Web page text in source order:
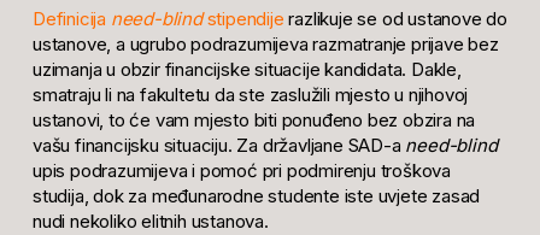
Definicija need-blindstipendije razlikuje se od ustanove do
ustanove, a ugrubo podrazumijeva razmatranje prijave bez
uzimanja u obzir financijske situacije kandidata. Dakle,
smatraju li na fakultetu da ste zaslužili mjesto u njihovoj
ustanovi, to će vam mjesto biti ponuđeno bez obzira na
vašu financijsku situaciju. Za državljane SAD-a need-blind
upis podrazumijeva i pomoć pri podmirenju troškova
studija, dok za međunarodne studente iste uvjete zasad
nudi nekoliko elitnih ustanova.